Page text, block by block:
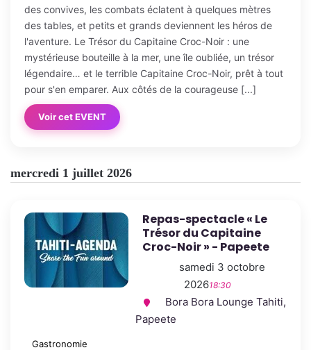
des convives, les combats éclatent à quelques mètres
des tables, et petits et grands deviennent les héros de
l'aventure. Le Trésor du Capitaine Croc-Noir : une
mystérieuse bouteille à la mer, une île oubliée, un trésor
légendaire… et le terrible Capitaine Croc-Noir, prêt à tout
pour s'en emparer. Aux côtés de la courageuse [...]
Voir cet EVENT
mercredi 1 juillet 2026
Repas-spectacle « Le
Trésor du Capitaine
Croc-Noir » - Papeete
samedi 3 octobre
202618:30
Bora Bora Lounge Tahiti,
Papeete
Gastronomie